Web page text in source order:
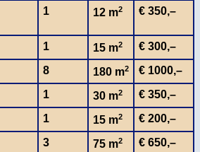
1 12 m2 € 350,–
1 15 m2
€ 300,–
8 180 m2
€ 1000,–
1 30 m2
€ 350,–
1 15 m2
€ 200,–
3 75 m2
€ 650,–